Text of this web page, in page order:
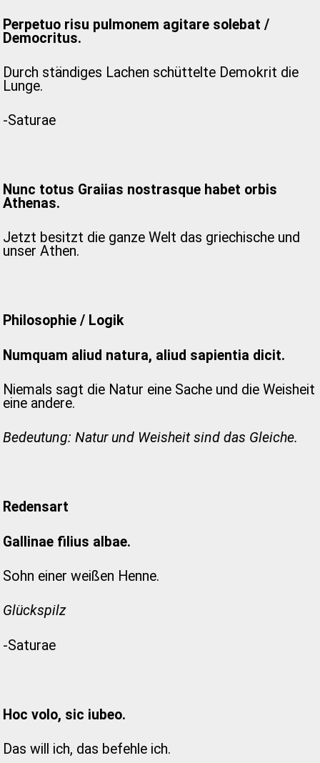
Perpetuo risu pulmonem agitare solebat /
Democritus.
Durch ständiges Lachen schüttelte Demokrit die
Lunge.
-Saturae
Nunc totus Graiias nostrasque habet orbis
Athenas.
Jetzt besitzt die ganze Welt das griechische und
unser Athen.
Philosophie / Logik
Numquam aliud natura, aliud sapientia dicit.
Niemals sagt die Natur eine Sache und die Weisheit
eine andere.
Bedeutung: Natur und Weisheit sind das Gleiche.
Redensart
Gallinae filius albae.
Sohn einer weißen Henne.
Glückspilz
-Saturae
Hoc volo, sic iubeo.
Das will ich, das befehle ich.